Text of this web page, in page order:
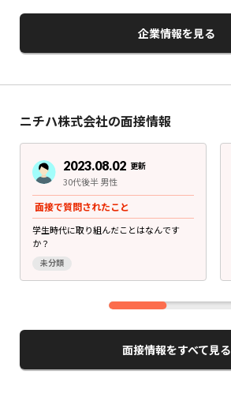
企業情報を見る
ニチハ株式会社の面接情報
2023.08.02 更新
30代後半 男性
面接で質問されたこと
学生時代に取り組んだことはなんです
か？
未分類
面接情報をすべて見る